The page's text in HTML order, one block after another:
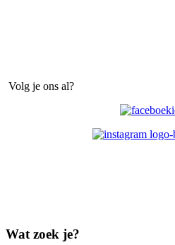
Volg je ons al?
Wat zoek je?